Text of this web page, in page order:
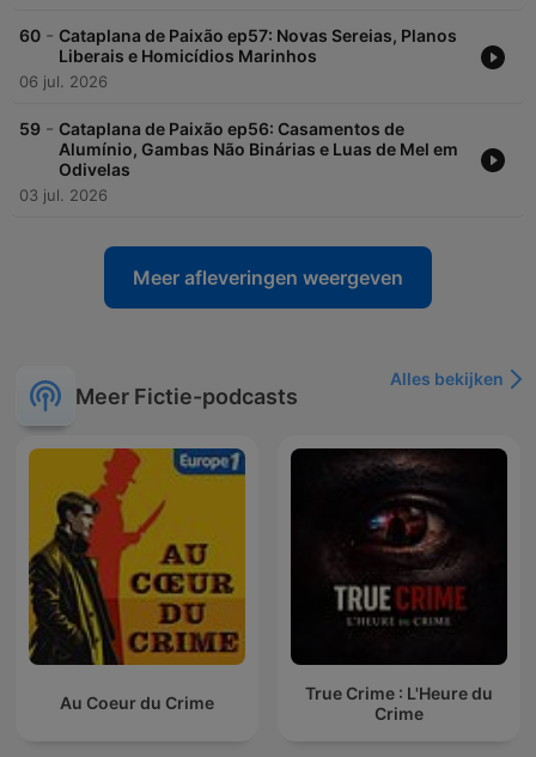
60 - Cataplana de Paixão ep57: Novas Sereias, Planos
Liberais e Homicídios Marinhos
06 jul. 2026
59 - Cataplana de Paixão ep56: Casamentos de
Alumínio, Gambas Não Binárias e Luas de Mel em
Odivelas
03 jul. 2026
Meer afleveringen weergeven
Meer Fictie-podcasts
Alles bekijken
Au Coeur du Crime
True Crime : L'Heure du
Crime